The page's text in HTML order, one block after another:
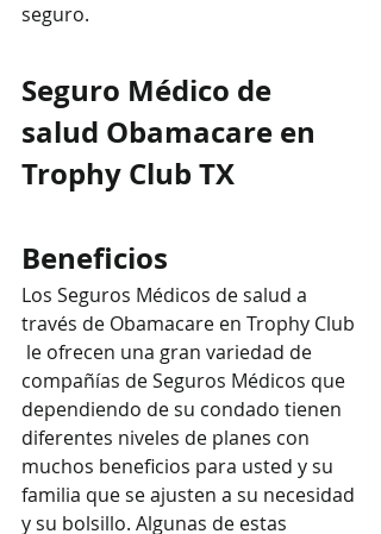
seguro.
Seguro Médico de
salud Obamacare en
Trophy Club TX
Beneficios
Los Seguros Médicos de salud a
través de Obamacare en Trophy Club
le ofrecen una gran variedad de
compañías de Seguros Médicos que
dependiendo de su condado tienen
diferentes niveles de planes con
muchos beneficios para usted y su
familia que se ajusten a su necesidad
y su bolsillo. Algunas de estas